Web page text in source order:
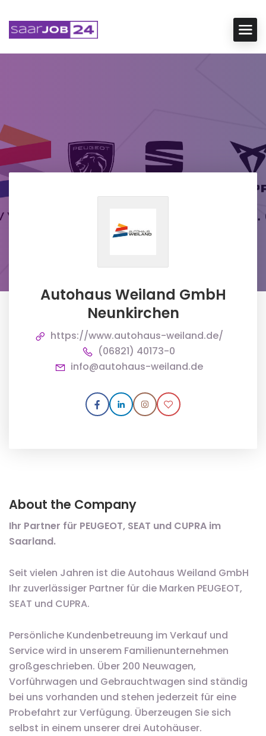
Autohaus Weiland GmbH
Neunkirchen
https://www.autohaus-weiland.de/
(06821) 40173-0
info@autohaus-weiland.de
About the Company
Ihr Partner für PEUGEOT, SEAT und CUPRA im
Saarland.
Seit vielen Jahren ist die Autohaus Weiland GmbH
Ihr zuverlässiger Partner für die Marken PEUGEOT,
SEAT und CUPRA.
Persönliche Kundenbetreuung im Verkauf und
Service wird in unserem Familienunternehmen
großgeschrieben. Über 200 Neuwagen,
Vorführwagen und Gebrauchtwagen sind ständig
bei uns vorhanden und stehen jederzeit für eine
Probefahrt zur Verfügung. Überzeugen Sie sich
selbst in einem unserer drei Autohäuser.